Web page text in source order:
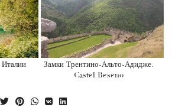
Италии
Замки Трентино-Альто-Адидже.
Castel Beseno